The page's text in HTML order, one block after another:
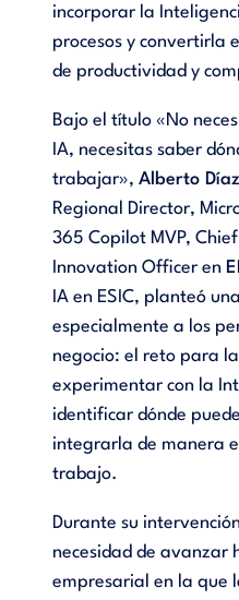
incorporar la
procesos y convertirla
de productividad y
Bajo el título «No
IA, necesitas saber
trabajar», Alberto
Regional Director,
365 Copilot MVP,
Innovation Officer en
IA en ESIC, planteó
especialmente a los
negocio: el reto para
experimentar con la
identificar dónde
integrarla de manera
trabajo.
Durante su
necesidad de avanzar
empresarial en la que